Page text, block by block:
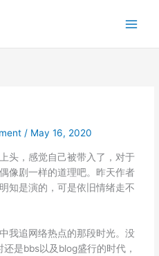
/ May 16, 2020
头，感觉自己被带入了，对于
像剧一样的道理吧。昨天作者
知是演的，可是依旧情绪走不
我追网络热点的那段时光。没
是bbs以及blog盛行的时代，